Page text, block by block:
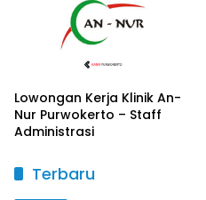
Lowongan Kerja Klinik An-
Nur Purwokerto – Staff
Administrasi
Terbaru